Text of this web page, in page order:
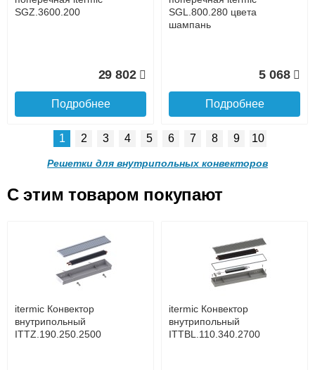
Подробнее о доставке
Подробнее
Решетка алюминиевая
поперечная itermic
SGL.900.220 цвета
4 910
Подробнее
Решетка алюминиевая
SGL.900.280 цвета
Подробнее
SGZ.3600.200
29 802
Подробнее
SGL.800.280 цвета
шампань
5 068
Подробнее
SGL.800.340 цвета
Подробнее
SGL.800.400 цвета
Подробнее
1 2 3 4 5 6 7 8 9 10
Решетки для внутрипольных конвекторов
C этим товаром покупают
itermic Конвектор
внутрипольный
ITTZ.190.250.2500
itermic Конвектор
внутрипольный
ITTBL.110.340.2700